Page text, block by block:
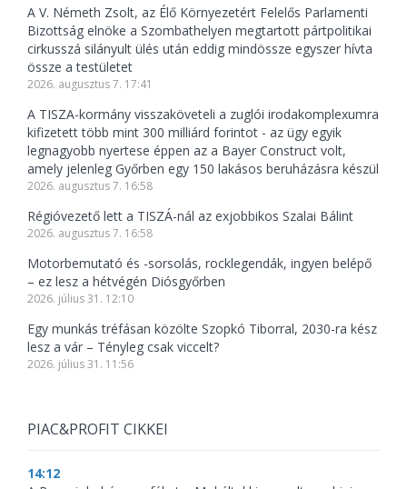
A V. Németh Zsolt, az Élő Környezetért Felelős Parlamenti
Bizottság elnöke a Szombathelyen megtartott pártpolitikai
cirkusszá silányult ülés után eddig mindössze egyszer hívta
össze a testületet
2026. augusztus 7. 17:41
A TISZA-kormány visszaköveteli a zuglói irodakomplexumra
kifizetett több mint 300 milliárd forintot - az ügy egyik
legnagyobb nyertese éppen az a Bayer Construct volt,
amely jelenleg Győrben egy 150 lakásos beruházásra készül
2026. augusztus 7. 16:58
Régióvezető lett a TISZÁ-nál az exjobbikos Szalai Bálint
2026. augusztus 7. 16:58
Motorbemutató és -sorsolás, rocklegendák, ingyen belépő
– ez lesz a hétvégén Diósgyőrben
2026. július 31. 12:10
Egy munkás tréfásan közölte Szopkó Tiborral, 2030-ra kész
lesz a vár – Tényleg csak viccelt?
2026. július 31. 11:56
PIAC&PROFIT CIKKEI
14:12